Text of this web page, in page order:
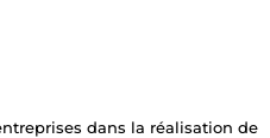
dans la réalisation de